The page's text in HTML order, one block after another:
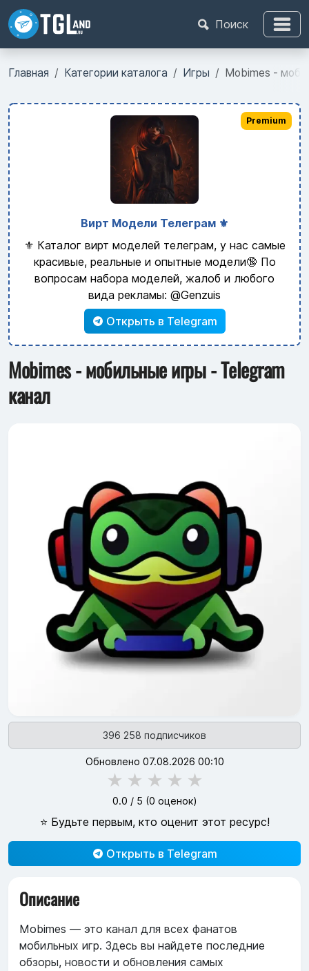
Поиск
Главная Категории каталога Игры Mobimes -
Вирт Модели Телеграм ⚜️
⚜️ Каталог вирт моделей телеграм, у нас самые
красивые, реальные и опытные модели🔞 По
вопросам набора моделей, жалоб и любого
вида рекламы: @Genzuis
Открыть в Telegram
Premium
Mobimes - мобильные игры - Telegram
канал
396 258 подписчиков
Обновлено 07.08.2026 00:10
★ ★ ★ ★ ★
0.0 / 5 (0 оценок)
⭐ Будьте первым, кто оценит этот ресурс!
Открыть в Telegram
Описание
Mobimes — это канал для всех фанатов
мобильных игр. Здесь вы найдете последние
обзоры, новости и обновления самых